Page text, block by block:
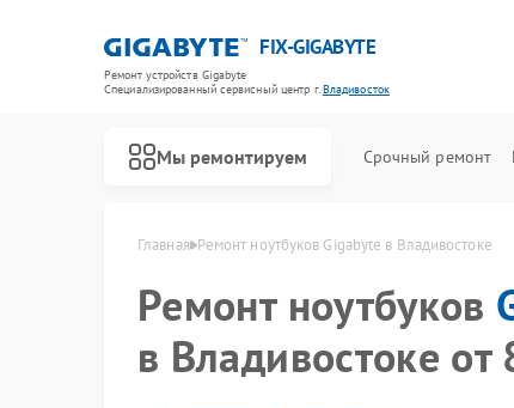
FIX-GIGABYTE
Ремонт устройств Gigabyte
Специализированный cервисный центр г.Владивосток
Мы ремонтируем Срочный ремонт
Главная Ремонт ноутбуков Gigabyte в Владивостоке
Ремонт ноутбуков
в Владивостоке от